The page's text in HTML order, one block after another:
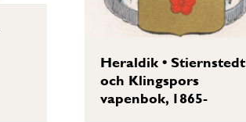
Heraldik•Stiernstedt
och Klingspors
vapenbok, 1865-